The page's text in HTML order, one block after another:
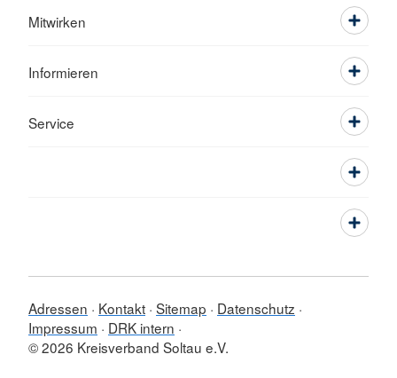
Mitwirken
Informieren
Service
Adressen Kontakt Sitemap
Datenschutz
Impressum
DRK intern
© 2026 Kreisverband Soltau e.V.